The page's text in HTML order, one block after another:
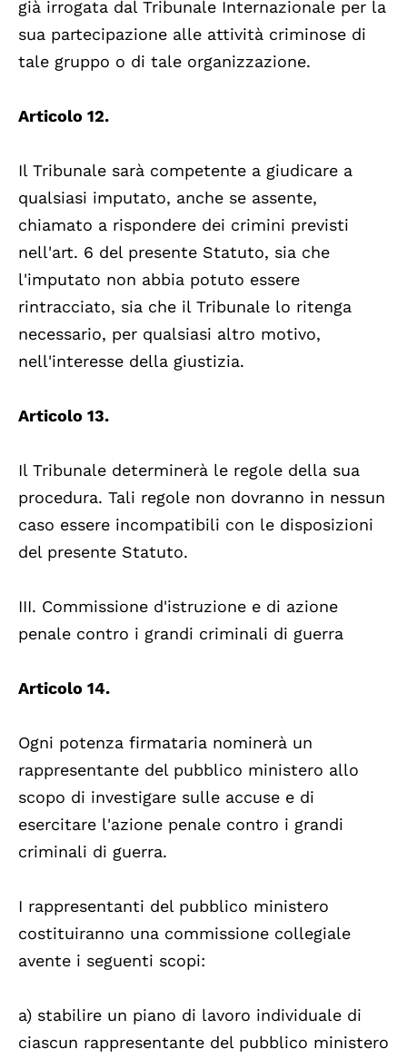
già irrogata dal Tribunale Internazionale per la
sua partecipazione alle attività criminose di
tale gruppo o di tale organizzazione.
Articolo 12.
Il Tribunale sarà competente a giudicare a
qualsiasi imputato, anche se assente,
chiamato a rispondere dei crimini previsti
nell'art. 6 del presente Statuto, sia che
l'imputato non abbia potuto essere
rintracciato, sia che il Tribunale lo ritenga
necessario, per qualsiasi altro motivo,
nell'interesse della giustizia.
Articolo 13.
Il Tribunale determinerà le regole della sua
procedura. Tali regole non dovranno in nessun
caso essere incompatibili con le disposizioni
del presente Statuto.
III. Commissione d'istruzione e di azione
penale contro i grandi criminali di guerra
Articolo 14.
Ogni potenza firmataria nominerà un
rappresentante del pubblico ministero allo
scopo di investigare sulle accuse e di
esercitare l'azione penale contro i grandi
criminali di guerra.
I rappresentanti del pubblico ministero
costituiranno una commissione collegiale
avente i seguenti scopi:
a) stabilire un piano di lavoro individuale di
ciascun rappresentante del pubblico ministero